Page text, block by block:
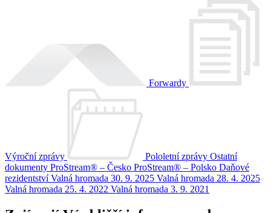
Forwardy
Výroční zprávy Pololetní zprávy Ostatní
dokumenty ProStream® – Česko ProStream® – Polsko Daňové
rezidentstvíValná hromada 30. 9. 2025 Valná hromada 28. 4. 2025
Valná hromada 25. 4. 2022 Valná hromada 3. 9. 2021